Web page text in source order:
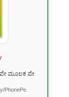
ಮೂಲಕ ಪೇ
PhonePe.